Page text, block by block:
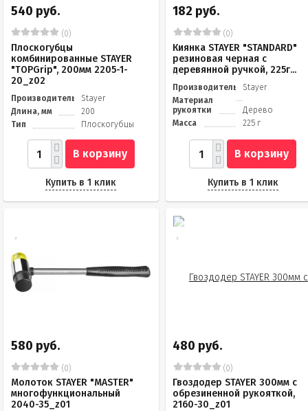
540 руб.
(0)
Плоскогубцы
комбинированные STAYER
"TOPGrip", 200мм 2205-1-
20_z02
Производитель
Stayer
Длина, мм
200
Тип
Плоскогубцы
В корзину
Купить в 1 клик
182 руб.
(0)
Киянка STAYER "STANDARD"
резиновая черная с
деревянной ручкой, 225г...
Производитель
Stayer
Материал
рукоятки
Дерево
Масса
225 г
В корзину
Купить в 1 клик
580 руб.
(0)
Молоток STAYER "MASTER"
многофункциональный
2040-35_z01
480 руб.
(0)
Гвоздодер STAYER 300мм с
обрезиненной рукояткой,
2160-30_z01